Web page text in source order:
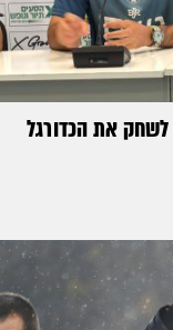
לשחק את הכדורגל